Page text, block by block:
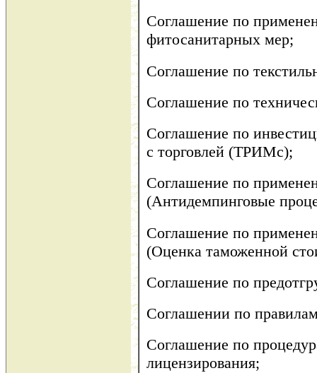
Соглашение по
фитосанитарных мер;
Соглашение по
Соглашение по
Соглашение по
с торговлей (ТРИМс);
Соглашение по
(Антидемпинговые
Соглашение по
(Оценка таможенной
Соглашение по
Соглашении по
Соглашение по
лицензирования;